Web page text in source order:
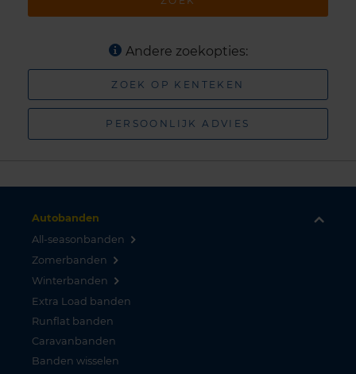
Andere zoekopties:
ZOEK OP KENTEKEN
PERSOONLIJK ADVIES
Autobanden
All-seasonbanden
Zomerbanden
Winterbanden
Extra Load banden
Runflat banden
Caravanbanden
Banden wisselen